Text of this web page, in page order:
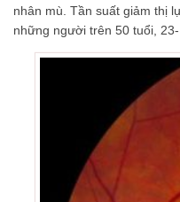
nhân mù. Tần suất giảm thị
những người trên 50 tuổi,